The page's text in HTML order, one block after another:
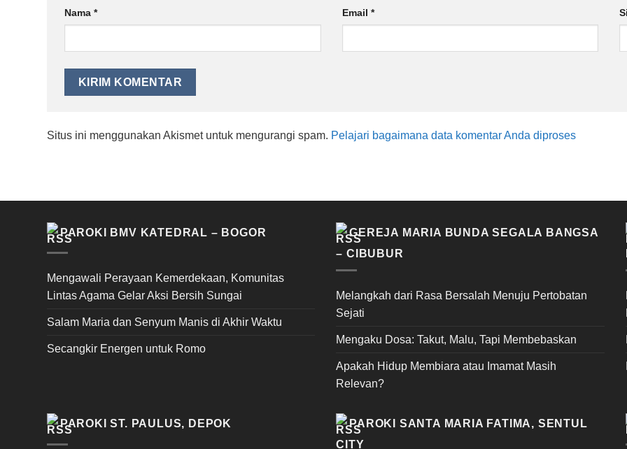
Nama * Email *
Situs ini menggunakan Akismet untuk mengurangi spam. Pelajari bagaimana data komentar Anda diproses
PAROKI BMV KATEDRAL – BOGOR
Mengawali Perayaan Kemerdekaan, Komunitas
Lintas Agama Gelar Aksi Bersih Sungai
Salam Maria dan Senyum Manis di Akhir Waktu
Secangkir Energen untuk Romo
GEREJA MARIA BUNDA SEGALA BANGSA
– CIBUBUR
Melangkah dari Rasa Bersalah Menuju Pertobatan
Sejati
Mengaku Dosa: Takut, Malu, Tapi Membebaskan
Apakah Hidup Membiara atau Imamat Masih
Relevan?
PAROKI ST. PAULUS, DEPOK
PAROKI SANTA MARIA FATIMA, SENTUL
CITY